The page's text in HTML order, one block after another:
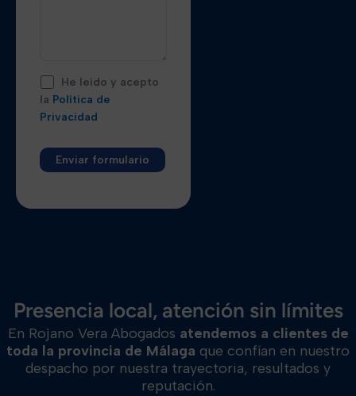
He leído y acepto
la Política de
Privacidad
Presencia local, atención sin límites
En Rojano Vera Abogados atendemos a clientes de
toda la provincia de Málaga que confían en nuestro
despacho por nuestra trayectoria, resultados y
reputación.